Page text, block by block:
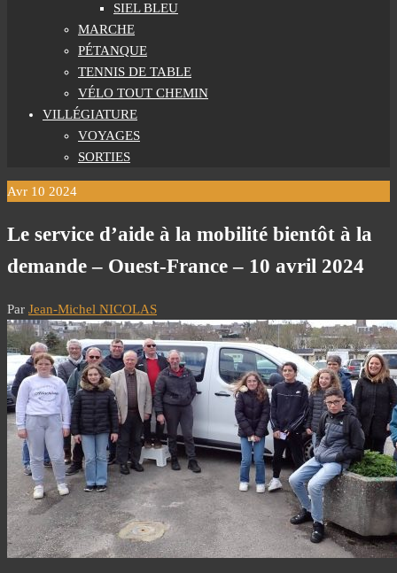
SIEL BLEU
MARCHE
PÉTANQUE
TENNIS DE TABLE
VÉLO TOUT CHEMIN
VILLÉGIATURE
VOYAGES
SORTIES
Avr 10 2024
Le service d’aide à la mobilité bientôt à la
demande – Ouest-France – 10 avril 2024
Par Jean-Michel NICOLAS